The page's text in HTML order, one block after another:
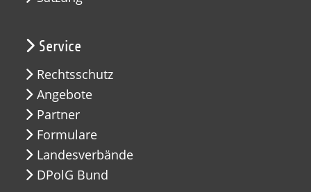
Service
Rechtsschutz
Angebote
Partner
Formulare
Landesverbände
DPolG Bund